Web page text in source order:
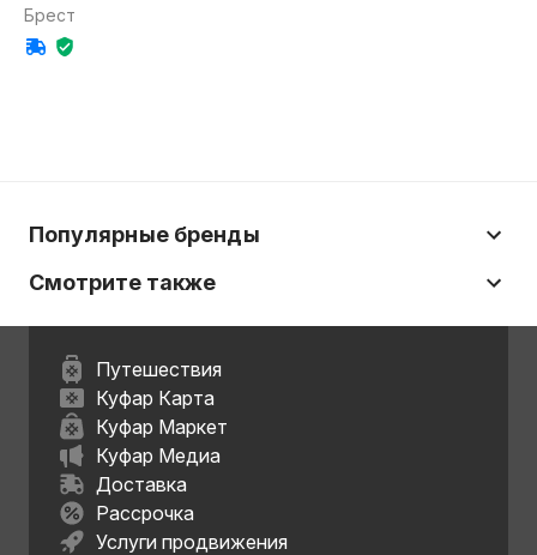
Брест
Популярные бренды
Смотрите также
Путешествия
Куфар Карта
Куфар Маркет
Куфар Медиа
Доставка
Рассрочка
Услуги продвижения